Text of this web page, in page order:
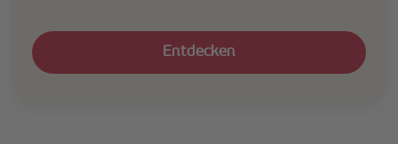
Entdecken